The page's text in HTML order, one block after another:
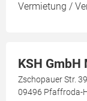
Vermietung /
KSH GmbH
Zschopauer Str.
09496 Pfaffroda-